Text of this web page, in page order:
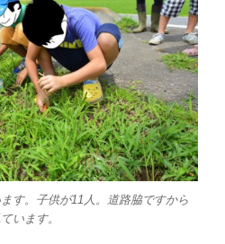
す。子供が11人。道路脇ですから
います。